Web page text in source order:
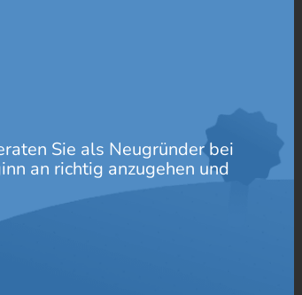
Sie als Neugründer bei
an richtig anzugehen und